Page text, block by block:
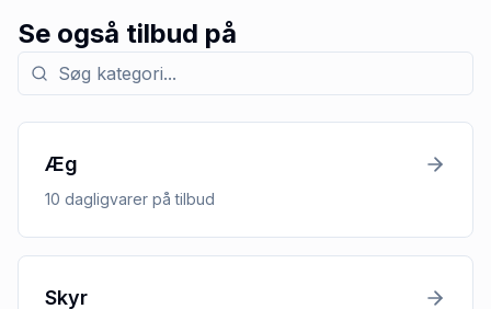
Se også tilbud på
Søg efter kategori med tilbud
Æg
10 dagligvarer på tilbud
Skyr